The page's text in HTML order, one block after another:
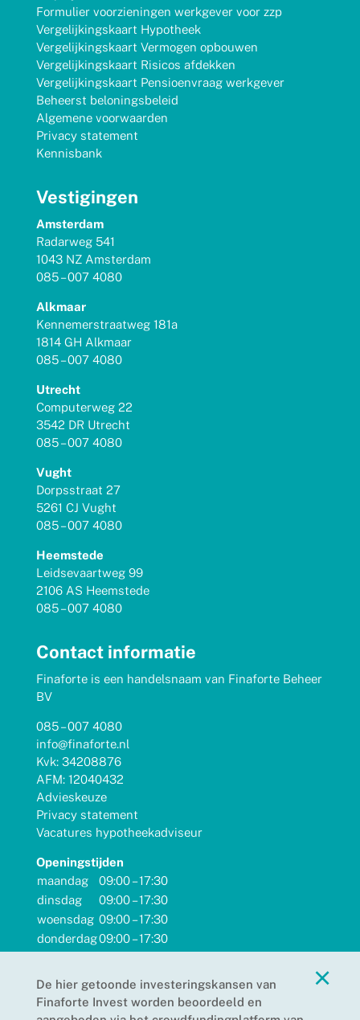
Formulier voorzieningen werkgever voor zzp
Vergelijkingskaart Hypotheek
Vergelijkingskaart Vermogen opbouwen
Vergelijkingskaart Risicos afdekken
Vergelijkingskaart Pensioenvraag werkgever
Beheerst beloningsbeleid
Algemene voorwaarden
Privacy statement
Kennisbank
Vestigingen
Amsterdam
Radarweg 541
1043 NZ Amsterdam
085 – 007 4080
Alkmaar
Kennemerstraatweg 181a
1814 GH Alkmaar
085 – 007 4080
Utrecht
Computerweg 22
3542 DR Utrecht
085 – 007 4080
Vught
Dorpsstraat 27
5261 CJ Vught
085 – 007 4080
Heemstede
Leidsevaartweg 99
2106 AS Heemstede
085 – 007 4080
Contact informatie
Finaforte is een handelsnaam van Finaforte Beheer
BV
085 – 007 4080
info@finaforte.nl
Kvk: 34208876
AFM: 12040432
Advieskeuze
Privacy statement
Vacatures hypotheekadviseur
Openingstijden
maandag
09:00 – 17:30
dinsdag
09:00 – 17:30
woensdag 09:00 – 17:30
donderdag09:00 – 17:30
zaterdag
gesloten
zondag
gesloten
De hier getoonde investeringskansen van
Finaforte Invest worden beoordeeld en
×